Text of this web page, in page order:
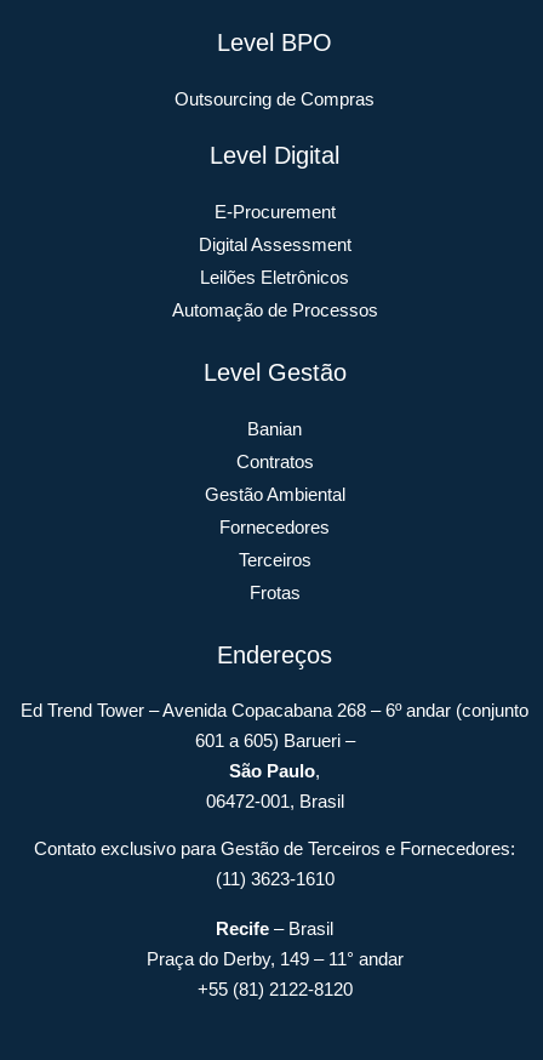
Level BPO
Outsourcing de Compras
Level Digital
E-Procurement
Digital Assessment
Leilões Eletrônicos
Automação de Processos
Level Gestão
Banian
Contratos
Gestão Ambiental
Fornecedores
Terceiros
Frotas
Endereços
Ed Trend Tower – Avenida Copacabana 268 – 6º andar (conjunto
601 a 605) Barueri –
São Paulo,
06472-001, Brasil
Contato exclusivo para Gestão de Terceiros e Fornecedores:
(11) 3623-1610
Recife – Brasil
Praça do Derby, 149 – 11° andar
+55 (81) 2122-8120